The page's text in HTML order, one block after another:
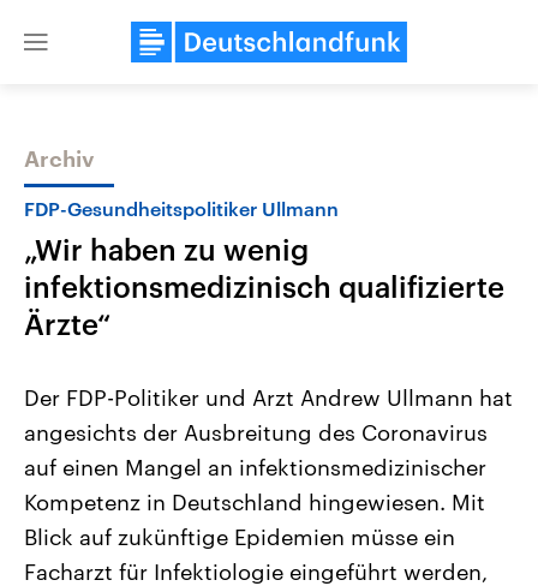
Close
Themen
2026
Alle Informationen
Sachsen-Anhalt wählt am 6.
September 2026 einen neuen
Landtag. Seit 2021 wird das
Bundesland von einer Koalition aus
CDU, SPD und FDP regiert.-
Umfragen, Prognosen,
Aktuelle Beiträge,
Hintergründe
Wirtschaftlich und
gehören die Vereinigten
den mächtigsten Ländern
mit großem Einfluss auf
Archiv
FDP-Gesundheitspolitiker Ullmann
„Wir haben zu wenig
infektionsmedizinisch qualifizierte
Ärzte“
Der FDP-Politiker und Arzt Andrew Ullmann hat
angesichts der Ausbreitung des Coronavirus
auf einen Mangel an infektionsmedizinischer
Kompetenz in Deutschland hingewiesen. Mit
Blick auf zukünftige Epidemien müsse ein
Facharzt für Infektiologie eingeführt werden,